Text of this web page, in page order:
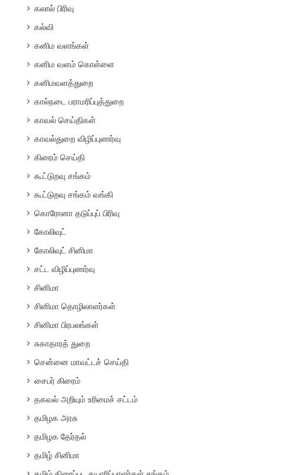
கலால் பிரிவு
கல்வி
கனிம வளங்கள்
கனிம வளம் கொள்ளை
கனிமவளத்துறை
கால்நடை பராமரிப்புத்துறை
காவல் செய்திகள்
காவல்துறை விழிப்புணர்வு
கிரைம் செய்தி
கூட்டுறவு சங்கம்
கூட்டுறவு சங்கம் வங்கி
கொரோனா தடுப்புப் பிரிவு
கோலிவுட்
கோலிவுட் சினிமா
சட்ட விழிப்புணர்வு
சினிமா
சினிமா தொழிலாளர்கள்
சினிமா பிரபலங்கள்
சுகாதாரத் துறை
சென்னை மாவட்டச் செய்தி
சைபர் கிரைம்
தகவல் அறியும் உரிமைச் சட்டம்
தமிழக அரசு
தமிழக தேர்தல்
தமிழ் சினிமா